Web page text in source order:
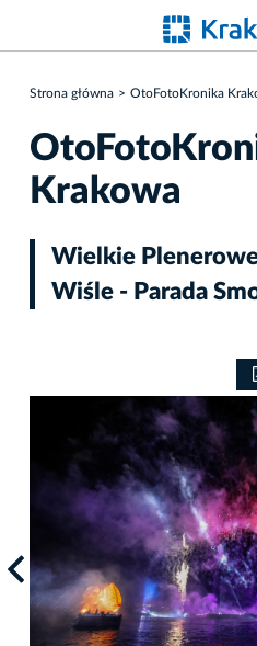
Strona główna OtoFotoKronika
Krakowa
Wielkie
Wiśle - Parada